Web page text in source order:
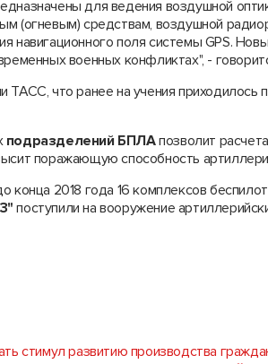
для ведения воздушной
(огневым) средствам, воздушной
навигационного поля системы GPS.
военных конфликтах", -
ТАСС, что ранее на учения приходилось
подразделений БПЛАпозволит
поражающую способность
конца 2018 года 16 комплексов
поступили на вооружение
стимул развитию производства